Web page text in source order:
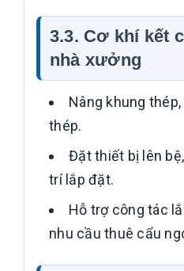
3.3. Cơ khí kết
nhà xưởng
Nâng khung
thép.
Đặt thiết bị lên
trí lắp đặt.
Hỗ trợ công tác
nhu cầu thuê cẩu